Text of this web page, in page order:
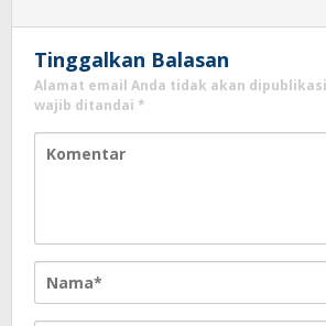
Tinggalkan Balasan
Alamat email Anda tidak akan
wajib ditandai *